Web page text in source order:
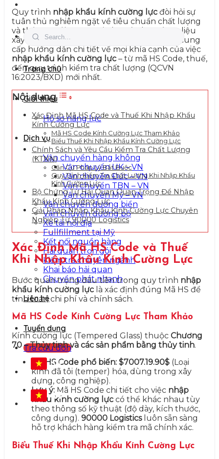
Trang chủ
Giới thiệu
Hồ sơ năng lực
Dịch vụ
Vận chuyển hàng không
Vận chuyển UK – VN
Vận chuyển Đức – VN
Vận chuyển TBN – VN
Vận chuyển Mỹ – VN
Vận chuyển đường biển
Vận chuyển đường bộ
Xe tải nội địa
Fullfillment tại Mỹ
Kết nối nguồn hàng
Hải quan trọn gói
Kiểm tra chuyên ngành
Khai báo hải quan
Chuyển phát nhanh
Liên hệ
Tuyển dụng
Tra cứu đơn
VI
VI
Quy trình nhập khẩu kính cường lực đòi hỏi sự
tuân thủ nghiêm ngặt về tiêu chuẩn chất lượng
và thủ tục Hải quan. Với nhu cầu lớn về vật liệu
xây dựng này tại Việt Nam,
cung
cấp hướng dẫn chi tiết về mọi khía cạnh của việc
nhập khẩu kính cường lực – từ mã HS Code, thuế,
đến quy trình kiểm tra chất lượng (QCVN
16:2023/BXD) mới nhất.
Nội dung
Xác Định Mã HS Code và Thuế Khi Nhập Khẩu
Kính Cường Lực
Mã HS Code Kính Cường Lực Tham Khảo
Biểu Thuế Khi Nhập Khẩu Kính Cường Lực
Chính Sách và Yêu Cầu Kiểm Tra Chất Lượng
(KTNN)
Căn Cứ Pháp Lý Bắt Buộc
Quy Trình Kiểm Tra Chất Lượng Khi Nhập Khẩu
Kính Cường Lực
Bộ Chứng Từ Hải Quan Quan Trọng Để Nhập
Khẩu Kính Cường Lực
Giải Pháp Nhập Khẩu Kính Cường Lực Chuyên
Nghiệp Từ 90000 Logistics
Xác Định Mã HS Code và Thuế
Khi Nhập Khẩu Kính Cường Lực
Bước quan trọng đầu tiên trong quy trình nhập
khẩu kính cường lực là xác định đúng Mã HS để
tính toán chi phí và chính sách.
Mã HS Code Kính Cường Lực Tham Khảo
Kính cường lực (Tempered Glass) thuộc Chương
70 – Thủy tinh và các sản phẩm bằng thủy tinh.
Mã HS Code phổ biến: $7007.19.90$ (Loại
kính đã tôi (temper) hóa, dùng trong xây
dựng, công nghiệp).
Lưu ý: Mã HS Code chi tiết cho việc nhập
khẩu kính cường lực có thể khác nhau tùy
theo thông số kỹ thuật (độ dày, kích thước,
công dụng). 90000 Logisticsluôn sẵn sàng
hỗ trợ khách hàng kiểm tra mã chính xác.
Biểu Thuế Khi Nhập Khẩu Kính Cường Lực